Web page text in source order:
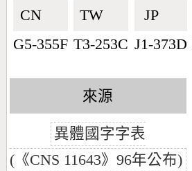
CN🇨🇳
G5-355F
TW🇹🇼
T3-253C
JP🇯🇵
J1-373D
來源
異體國字字表
(《CNS 11643》96年公布)